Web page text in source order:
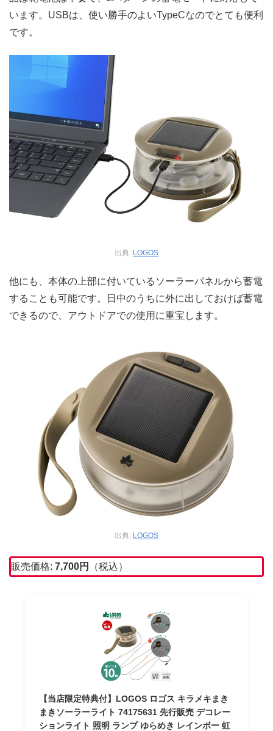
います。USBは、使い勝手のよいTypeCなのでとても便利
です。
出典: LOGOS
他にも、本体の上部に付いているソーラーパネルから蓄電
することも可能です。日中のうちに外に出しておけば蓄電
できるので、アウトドアでの使用に重宝します。
出典: LOGOS
販売価格: 7,700円 （税込）
【当店限定特典付】LOGOS ロゴス キラメキまき
まきソーラーライト 74175631 先行販売 デコレー
ションライト 照明 ランプ ゆらめき レインボー 虹